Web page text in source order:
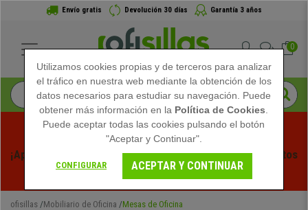
Envío gratis Devolución 30 días Garantía 3 años
0
¡Aprovecha las Rebajas de Verano en Ofisillas! Descuentos
Exclusivos por Tiempo Limitado - Ver Promo
ofisillas Mobiliario de Oficina Mesas de Oficina
Utilizamos cookies propias y de terceros para analizar
el tráfico en nuestra web mediante la obtención de los
datos necesarios para estudiar su navegación. Puede
obtener más información en la Política de Cookies
Puede aceptar todas las cookies pulsando el botón
"Aceptar y Continuar".
CONFIGURAR ACEPTAR Y CONTINUAR